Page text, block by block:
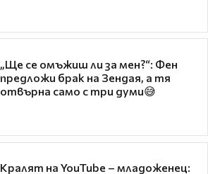
„Ще се омъжиш ли за мен?“: Фен
предложи брак на Зендая, а тя
отвърна само с три думи😅
Кралят на YouTube – младоженец: